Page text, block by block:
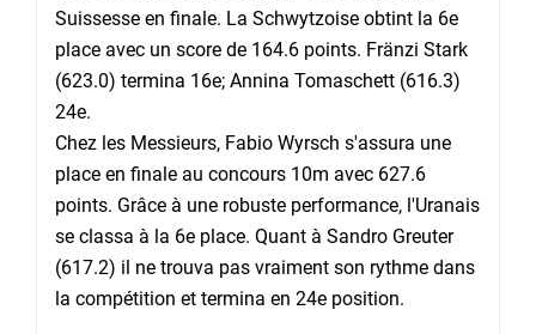
Suissesse en finale. La Schwytzoise obtint la 6e
place avec un score de 164.6 points. Fränzi Stark
(623.0) termina 16e; Annina Tomaschett (616.3)
24e.
Chez les Messieurs, Fabio Wyrsch s'assura une
place en finale au concours 10m avec 627.6
points. Grâce à une robuste performance, l'Uranais
se classa à la 6e place. Quant à Sandro Greuter
(617.2) il ne trouva pas vraiment son rythme dans
la compétition et termina en 24e position.